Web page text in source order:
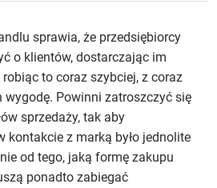
sprawia, że przedsiębiorcy
o klientów, dostarczając im
to coraz szybciej, z coraz
wygodę. Powinni zatroszczyć się
sprzedaży, tak aby
kontakcie z marką było jednolite
od tego, jaką formę zakupu
ponadto zabiegać